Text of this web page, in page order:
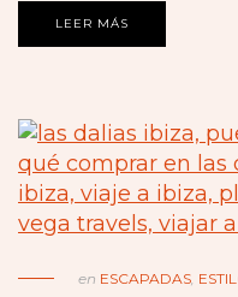
LEER MÁS
en ESCAPADAS,